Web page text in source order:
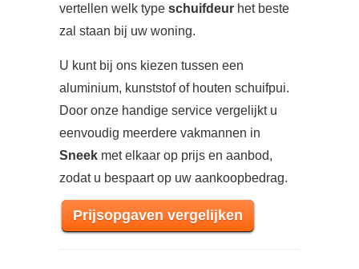
vertellen welk type schuifdeur het beste
zal staan bij uw woning.
U kunt bij ons kiezen tussen een
aluminium, kunststof of houten schuifpui.
Door onze handige service vergelijkt u
eenvoudig meerdere vakmannen in
Sneek met elkaar op prijs en aanbod,
zodat u bespaart op uw aankoopbedrag.
Prijsopgaven vergelijken